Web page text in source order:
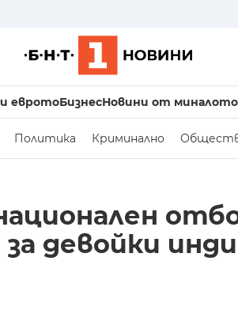
евротоБизнесНовини от миналото
Политика Криминално
девойки